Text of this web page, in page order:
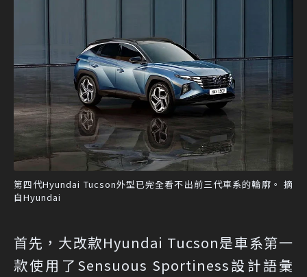
第四代Hyundai Tucson外型已完全看不出前三代車系的輪廓。 摘
自Hyundai
首先，大改款Hyundai Tucson是車系第一
款使用了Sensuous Sportiness設計語彙